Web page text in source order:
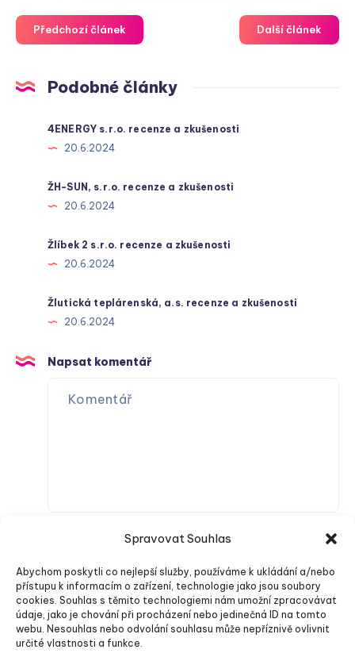
Spravovat Souhlas
Abychom poskytli co nejlepší služby, používáme k ukládání a/nebo
přístupu k informacím o zařízení, technologie jako jsou soubory
cookies. Souhlas s těmito technologiemi nám umožní zpracovávat
údaje, jako je chování při procházení nebo jedinečná ID na tomto
webu. Nesouhlas nebo odvolání souhlasu může nepříznivě ovlivnit
určité vlastnosti a funkce.
Předchozí článek Další článek
Podobné články
4ENERGY s.r.o. recenze a zkušenosti
20.6.2024
ŽH-SUN, s.r.o. recenze a zkušenosti
20.6.2024
Žlíbek 2 s.r.o. recenze a zkušenosti
20.6.2024
Žlutická teplárenská, a.s. recenze a zkušenosti
20.6.2024
Napsat komentář
Odeslat komentář